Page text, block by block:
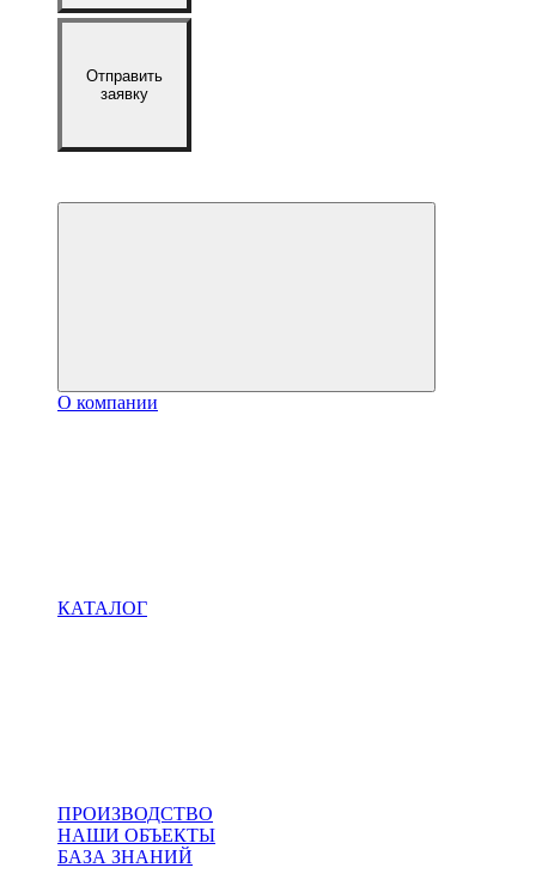
Отправить
заявку
О компании
КАТАЛОГ
ПРОИЗВОДСТВО
НАШИ ОБЪЕКТЫ
БАЗА ЗНАНИЙ